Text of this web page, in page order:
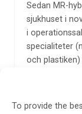
To provide the
Sedan MR-
sjukhuset i
i
specialiteter
och